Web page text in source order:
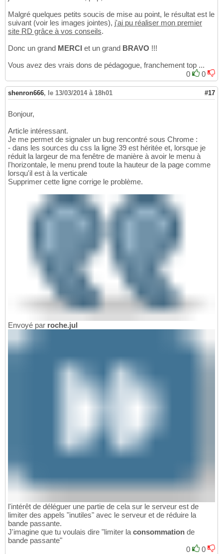
Malgré quelques petits soucis de mise au point, le résultat est le
suivant (voir les images jointes), j'ai pu réaliser mon premier
site RD grâce à vos conseils.
Donc un grand MERCI et un grand BRAVO !!!
Vous avez des vrais dons de pédagogue, franchement top ...
0
0
shenron666, le 13/03/2014 à 18h01 #17
Bonjour,
Article intéressant.
Je me permet de signaler un bug rencontré sous Chrome :
- dans les sources du css la ligne 39 est héritée et, lorsque je
réduit la largeur de ma fenêtre de manière à avoir le menu à
l'horizontale, le menu prend toute la hauteur de la page comme
lorsqu'il est à la verticale
Supprimer cette ligne corrige le problème.
Envoyé par roche.jul
l'intérêt de déléguer une partie de cela sur le serveur est de
limiter des appels "inutiles" avec le serveur et de réduire la
bande passante.
J'imagine que tu voulais dire "limiter la consommation de
bande passante"
0
0